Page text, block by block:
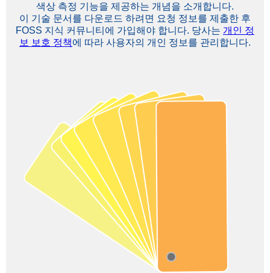
색상 측정 기능을 제공하는 개념을 소개합니다.
이 기술 문서를 다운로드 하려면 요청 정보를 제출한 후
FOSS 지식 커뮤니티에 가입해야 합니다. 당사는 개인 정
보 보호 정책에 따라 사용자의 개인 정보를 관리합니다.